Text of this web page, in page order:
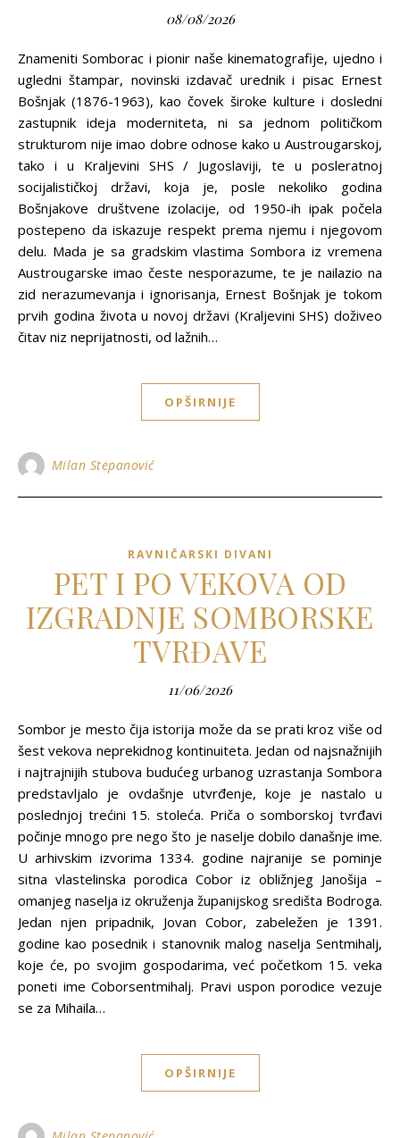
08/08/2026
Znameniti Somborac i pionir naše kinematografije, ujedno i
ugledni štampar, novinski izdavač urednik i pisac Ernest
Bošnjak (1876-1963), kao čovek široke kulture i dosledni
zastupnik ideja moderniteta, ni sa jednom političkom
strukturom nije imao dobre odnose kako u Austrougarskoj,
tako i u Kraljevini SHS / Jugoslaviji, te u posleratnoj
socijalističkoj državi, koja je, posle nekoliko godina
Bošnjakove društvene izolacije, od 1950-ih ipak počela
postepeno da iskazuje respekt prema njemu i njegovom
delu. Mada je sa gradskim vlastima Sombora iz vremena
Austrougarske imao česte nesporazume, te je nailazio na
zid nerazumevanja i ignorisanja, Ernest Bošnjak je tokom
prvih godina života u novoj državi (Kraljevini SHS) doživeo
čitav niz neprijatnosti, od lažnih…
OPŠIRNIJE
Milan Stepanović
RAVNIČARSKI DIVANI
PET I PO VEKOVA OD
IZGRADNJE SOMBORSKE
TVRĐAVE
11/06/2026
Sombor je mesto čija istorija može da se prati kroz više od
šest vekova neprekidnog kontinuiteta. Jedan od najsnažnijih
i najtrajnijih stubova budućeg urbanog uzrastanja Sombora
predstavljalo je ovdašnje utvrđenje, koje je nastalo u
poslednjoj trećini 15. stoleća. Priča o somborskoj tvrđavi
počinje mnogo pre nego što je naselje dobilo današnje ime.
U arhivskim izvorima 1334. godine najranije se pominje
sitna vlastelinska porodica Cobor iz obližnjeg Janošija –
omanjeg naselja iz okruženja županijskog središta Bodroga.
Jedan njen pripadnik, Jovan Cobor, zabeležen je 1391.
godine kao posednik i stanovnik malog naselja Sentmihalj,
koje će, po svojim gospodarima, već početkom 15. veka
poneti ime Coborsentmihalj. Pravi uspon porodice vezuje
se za Mihaila…
OPŠIRNIJE